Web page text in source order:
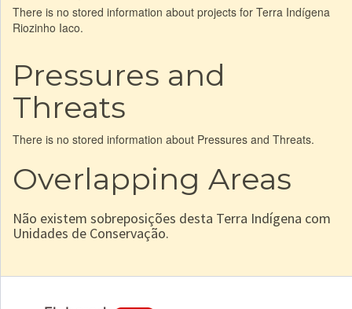
There is no stored information about projects for Terra Indígena
Riozinho Iaco.
Pressures and
Threats
There is no stored information about Pressures and Threats.
Overlapping Areas
Não existem sobreposições desta Terra Indígena com
Unidades de Conservação.